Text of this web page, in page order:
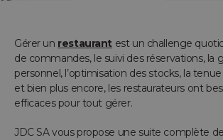
Gérer un restaurant est un challenge
de commandes, le suivi des réservations, la
personnel, l’optimisation des stocks, la
et bien plus encore, les restaurateurs ont
efficaces pour tout gérer.
JDC SA vous propose une suite complète de